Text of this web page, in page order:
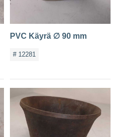
PVC Käyrä ∅ 90 mm
# 12281